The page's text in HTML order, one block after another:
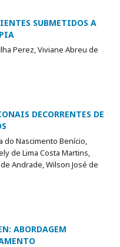
SUBMETIDOS A
Perez, Viviane Abreu de
DECORRENTES DE
do Nascimento Benício,
de Lima Costa Martins,
Andrade, Wilson José de
ABORDAGEM